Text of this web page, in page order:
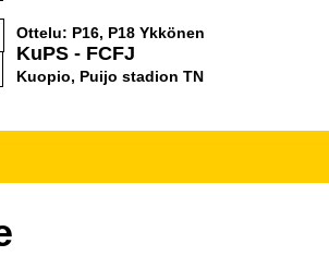
Ottelu: P16, P18 Ykkönen
KuPS - FCFJ
Kuopio, Puijo stadion TN